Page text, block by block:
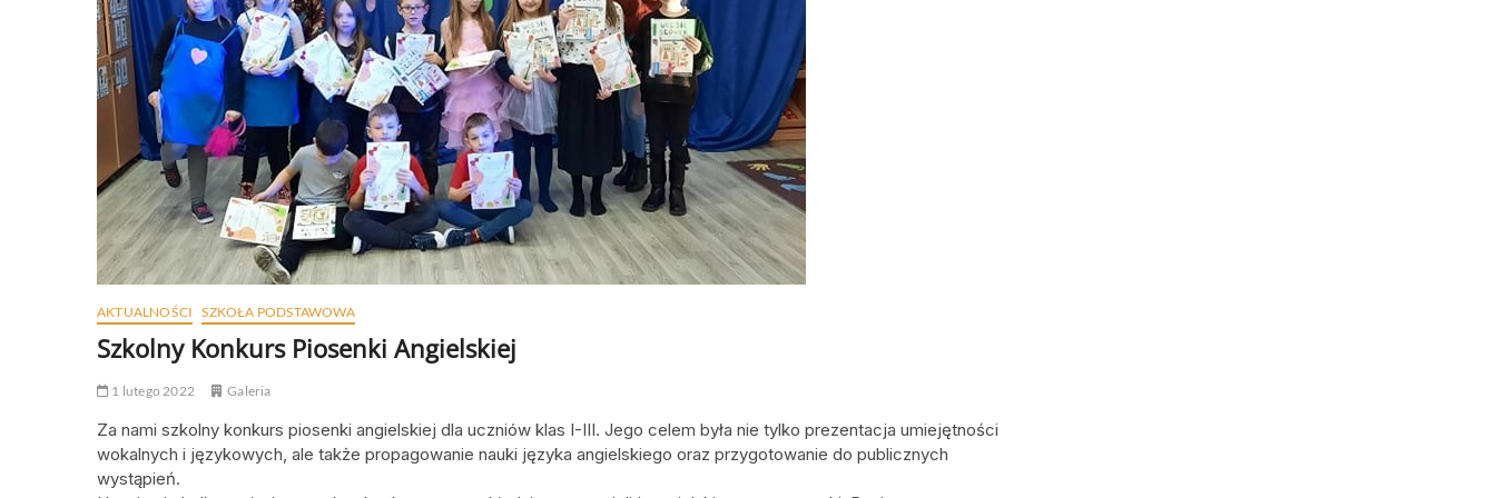
AKTUALNOŚCI SZKOŁA PODSTAWOWA
Szkolny Konkurs Piosenki Angielskiej
1 lutego 2022 Galeria
Za nami szkolny konkurs piosenki angielskiej dla uczniów klas I-III. Jego celem była nie tylko prezentacja umiejętności
wokalnych i językowych, ale także propagowanie nauki języka angielskiego oraz przygotowanie do publicznych
wystąpień.